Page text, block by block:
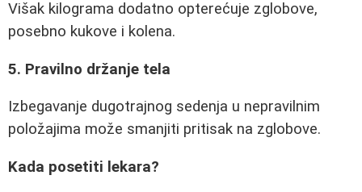
Višak kilograma dodatno opterećuje zglobove,
posebno kukove i kolena.
5. Pravilno držanje tela
Izbegavanje dugotrajnog sedenja u nepravilnim
položajima može smanjiti pritisak na zglobove.
Kada posetiti lekara?